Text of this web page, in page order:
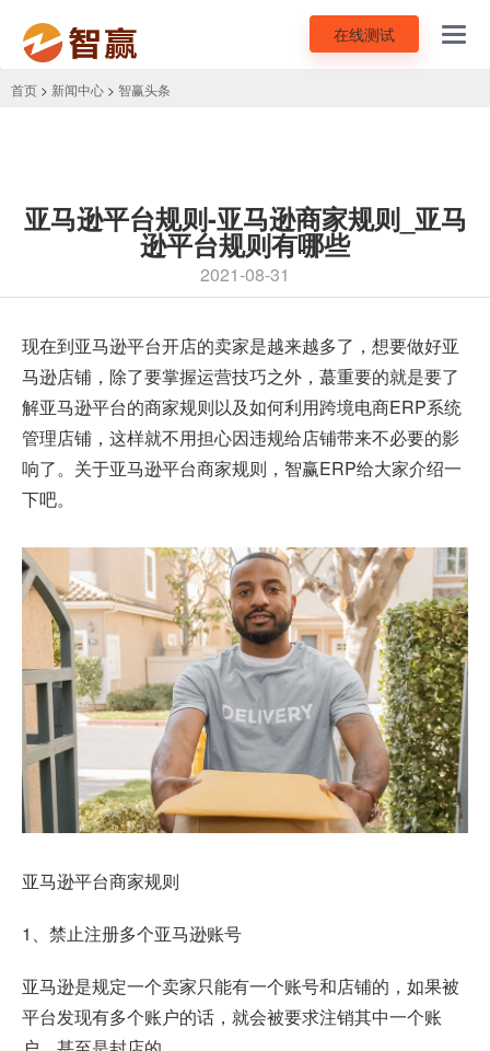
在线测试
首页 > 新闻中心 > 智赢头条
亚马逊平台规则-亚马逊商家规则_亚马
逊平台规则有哪些
2021-08-31
现在到亚马逊平台开店的卖家是越来越多了，想要做好亚
马逊店铺，除了要掌握运营技巧之外，蕞重要的就是要了
解亚马逊平台的商家规则以及如何利用跨境电商ERP系统
管理店铺，这样就不用担心因违规给店铺带来不必要的影
响了。关于亚马逊平台商家规则，智赢ERP给大家介绍一
下吧。
亚马逊平台商家规则
1、禁止注册多个亚马逊账号
亚马逊是规定一个卖家只能有一个账号和店铺的，如果被
平台发现有多个账户的话，就会被要求注销其中一个账